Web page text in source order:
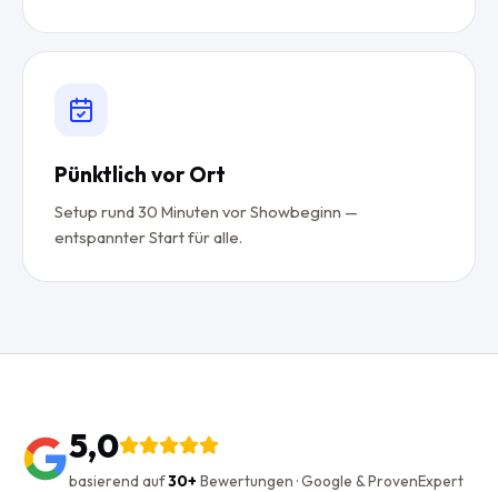
Pünktlich vor Ort
Setup rund 30 Minuten vor Showbeginn —
entspannter Start für alle.
5,0
basierend auf30+ Bewertungen · Google & ProvenExpert